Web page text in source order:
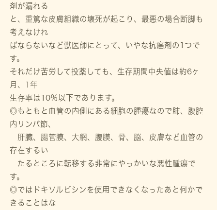
剤が漏れる
と、重篤な皮膚組織の壊死が起こり、最悪の場合断脚も
考えなけれ
ばならないなど獣医師にとって、いやな抗癌剤の1つで
す。
それだけ苦労して投薬しても、生存期間中央値は約6ヶ
月、1年
生存率は10％以下であります。
◎もともと血管の内側にある細胞の腫瘍なので肺、腹腔
内リンパ節、
肝臓、腸管膜、大網、腹膜、骨、脳、皮膚など血管の
存在するい
たるところに転移する非常にやっかいな悪性腫瘍で
す。
◎ではドキソルビシンを使用できなくなったあと何かで
きることはな